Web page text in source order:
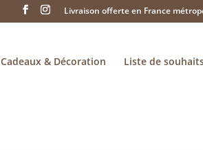
Livraison offerte en France
Cadeaux & Décoration Liste de